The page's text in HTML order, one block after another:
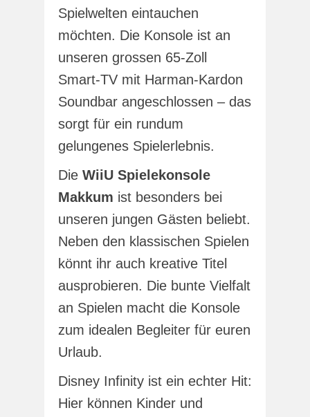
Spielwelten eintauchen
möchten. Die Konsole ist an
unseren grossen 65-Zoll
Smart-TV mit Harman-Kardon
Soundbar angeschlossen – das
sorgt für ein rundum
gelungenes Spielerlebnis.
Die WiiU Spielekonsole
Makkum ist besonders bei
unseren jungen Gästen beliebt.
Neben den klassischen Spielen
könnt ihr auch kreative Titel
ausprobieren. Die bunte Vielfalt
an Spielen macht die Konsole
zum idealen Begleiter für euren
Urlaub.
Disney Infinity ist ein echter Hit:
Hier können Kinder und